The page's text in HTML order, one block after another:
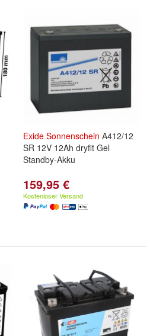
Exide Sonnenschein A412/12
SR 12V 12Ah dryfit Gel
Standby-Akku
159,95 €
Kostenloser Versand